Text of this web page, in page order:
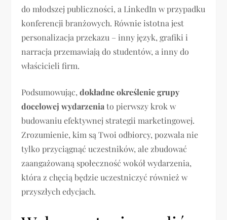
do młodszej publiczności, a LinkedIn w przypadku
konferencji branżowych. Równie istotna jest
personalizacja przekazu – inny język, grafiki i
narracja przemawiają do studentów, a inny do
właścicieli firm.
Podsumowując,dokładne określenie grupy
docelowej wydarzenia to pierwszy krok w
budowaniu efektywnej strategii marketingowej.
Zrozumienie, kim są Twoi odbiorcy, pozwala nie
tylko przyciągnąć uczestników, ale zbudować
zaangażowaną społeczność wokół wydarzenia,
która z chęcią będzie uczestniczyć również w
przyszłych edycjach.